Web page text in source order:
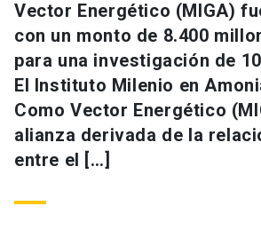
Vector Energético (MIGA)
con un monto de 8.400
para una investigación de
El Instituto Milenio en
Como Vector Energético
alianza derivada de la
entre el […]